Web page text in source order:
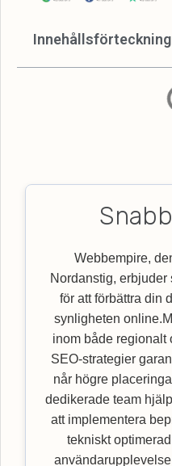
Innehållsförteckning
Webbempire,
Nordanstig,
för att förbättra din
synligheten
inom både regionalt
SEO-strategier
når högre
dedikerade team
att implementera
tekniskt